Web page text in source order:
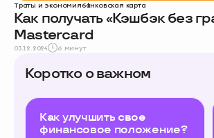
Траты и экономиябанковская карта
Как получать «Кэшбэк без
Mastercard
03.12.2024 6 минут
Коротко о важном
Как улучшить свое
финансовое положение?